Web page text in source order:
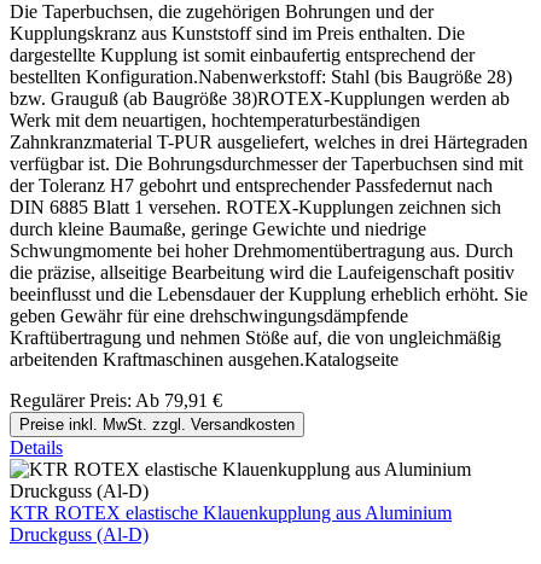
Die Taperbuchsen, die zugehörigen Bohrungen und der
Kupplungskranz aus Kunststoff sind im Preis enthalten. Die
dargestellte Kupplung ist somit einbaufertig entsprechend der
bestellten Konfiguration.Nabenwerkstoff: Stahl (bis Baugröße 28)
bzw. Grauguß (ab Baugröße 38)ROTEX-Kupplungen werden ab
Werk mit dem neuartigen, hochtemperaturbeständigen
Zahnkranzmaterial T-PUR ausgeliefert, welches in drei Härtegraden
verfügbar ist. Die Bohrungsdurchmesser der Taperbuchsen sind mit
der Toleranz H7 gebohrt und entsprechender Passfedernut nach
DIN 6885 Blatt 1 versehen. ROTEX-Kupplungen zeichnen sich
durch kleine Baumaße, geringe Gewichte und niedrige
Schwungmomente bei hoher Drehmomentübertragung aus. Durch
die präzise, allseitige Bearbeitung wird die Laufeigenschaft positiv
beeinflusst und die Lebensdauer der Kupplung erheblich erhöht. Sie
geben Gewähr für eine drehschwingungsdämpfende
Kraftübertragung und nehmen Stöße auf, die von ungleichmäßig
arbeitenden Kraftmaschinen ausgehen.Katalogseite
Regulärer Preis: Ab 79,91 €
Preise inkl. MwSt. zzgl. Versandkosten
Details
KTR ROTEX elastische Klauenkupplung aus Aluminium
Druckguss (Al-D)